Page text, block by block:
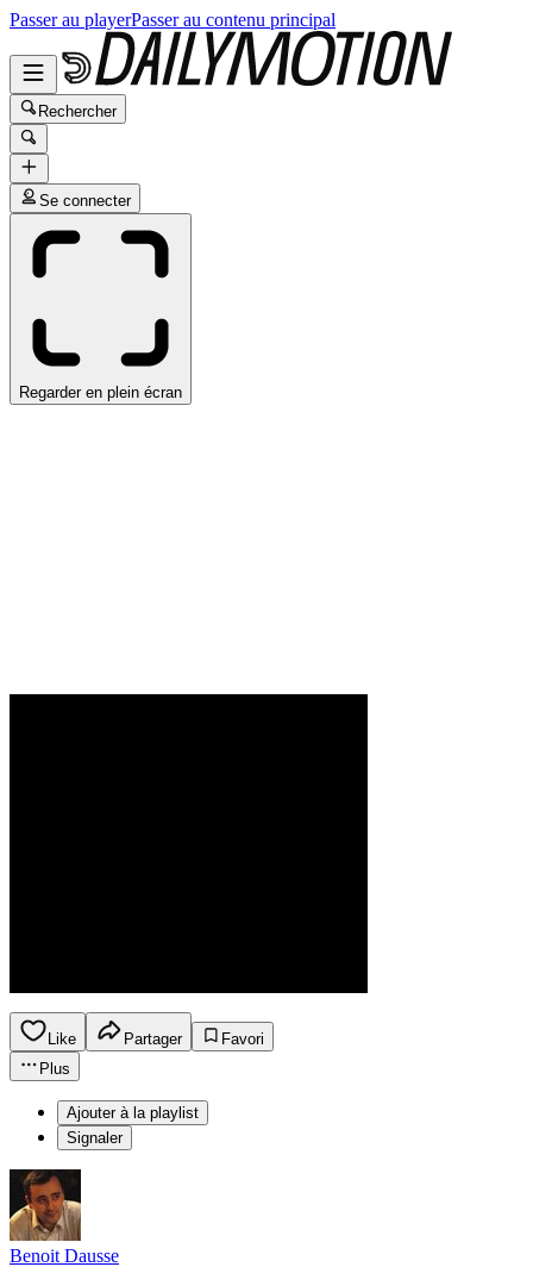
Passer au playerPasser au contenu principal
Rechercher
Se connecter
Regarder en plein écran
Like Partager
Favori
Plus
Ajouter à la playlist
Signaler
Benoit Dausse